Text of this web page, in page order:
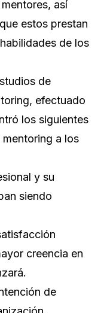
así
estos prestan
de los
de
efectuado
los siguientes
a los
y su
siendo
creencia en
de